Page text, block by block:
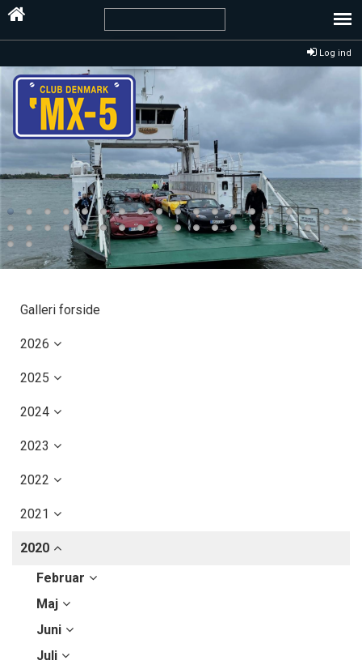
Log ind
Galleri forside
2026
2025
2024
2023
2022
2021
2020
Februar
Maj
Juni
Juli